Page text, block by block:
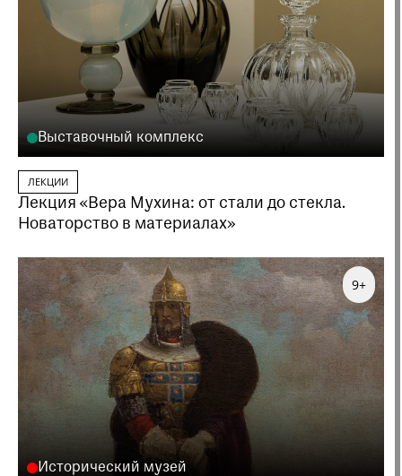
Заказать данную образовательную программу
можно по телефону
+7 (495) 692-37-31
Или написав нам на почту
visitor@shm.ru
Выставочный комплекс
ЛЕКЦИИ
Лекция «Вера Мухина: от стали до стекла.
Новаторство в материалах»
Исторический музей
9+